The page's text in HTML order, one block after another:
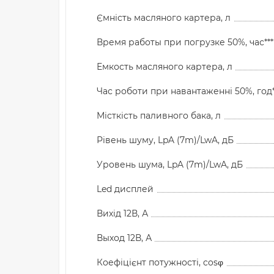
Ємність масляного картера, л
Время работы при погрузке 50%, час***
Емкость масляного картера, л
Час роботи при навантаженні 50%,
Місткість паливного бака, л
Рівень шуму, LpA (7m)/LwA, дБ
Уровень шума, LpA (7m)/LwA, дБ
Led дисплей
Вихід 12В, А
Выход 12В, А
Коефіцієнт потужності, cosφ